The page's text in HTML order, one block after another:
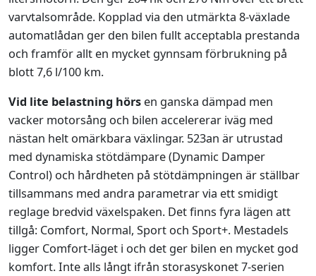
varvtalsområde. Kopplad via den utmärkta 8-växlade
automatlådan ger den bilen fullt acceptabla prestanda
och framför allt en mycket gynnsam förbrukning på
blott 7,6 l/100 km.
Vid lite belastning hörs en ganska dämpad men
vacker motorsång och bilen accelererar iväg med
nästan helt omärkbara växlingar. 523an är utrustad
med dynamiska stötdämpare (Dynamic Damper
Control) och hårdheten på stötdämpningen är ställbar
tillsammans med andra parametrar via ett smidigt
reglage bredvid växelspaken. Det finns fyra lägen att
tillgå: Comfort, Normal, Sport och Sport+. Mestadels
ligger Comfort-läget i och det ger bilen en mycket god
komfort. Inte alls långt ifrån storasyskonet 7-serien